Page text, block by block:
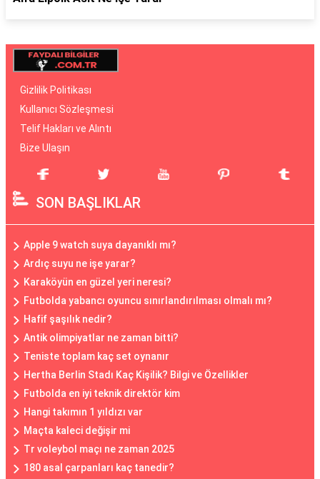
Gizlilik Politikası
Kullanıcı Sözleşmesi
Telif Hakları ve Alıntı
Bize Ulaşın
SON BAŞLIKLAR
Apple 9 watch suya dayanıklı mı?
Ardıç suyu ne işe yarar?
Karaköyün en güzel yeri neresi?
Futbolda yabancı oyuncu sınırlandırılması olmalı mı?
Hafif şaşılık nedir?
Antik olimpiyatlar ne zaman bitti?
Teniste toplam kaç set oynanır
Hertha Berlin Stadı Kaç Kişilik? Bilgi ve Özellikler
Futbolda en iyi teknik direktör kim
Hangi takımın 1 yıldızı var
Maçta kaleci değişir mi
Tr voleybol maçı ne zaman 2025
180 asal çarpanları kaç tanedir?